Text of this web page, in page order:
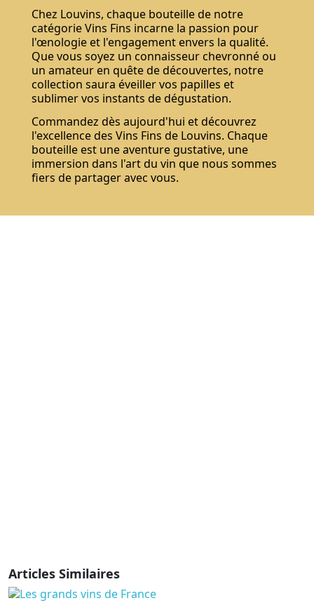
Chez Louvins, chaque bouteille de notre
catégorie Vins Fins incarne la passion pour
l'œnologie et l'engagement envers la qualité.
Que vous soyez un connaisseur chevronné ou
un amateur en quête de découvertes, notre
collection saura éveiller vos papilles et
sublimer vos instants de dégustation.
Commandez dès aujourd'hui et découvrez
l'excellence des Vins Fins de Louvins. Chaque
bouteille est une aventure gustative, une
immersion dans l'art du vin que nous sommes
fiers de partager avec vous.
Articles Similaires